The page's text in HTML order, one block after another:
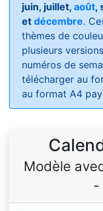
juin, juillet, août,
et décembre.
thèmes de
plusieurs
numéros de
télécharger au
au format A4
Modèle
-